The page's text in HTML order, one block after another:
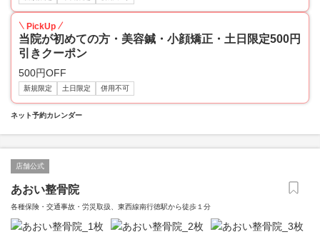
PickUp
当院が初めての方・美容鍼・小顔矯正・土日限定500円
引きクーポン
500円OFF
新規限定 土日限定 併用不可
ネット予約カレンダー
店舗公式
あおい整骨院
各種保険・交通事故・労災取扱、東西線南行徳駅から徒歩１分